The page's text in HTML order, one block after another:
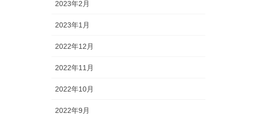
2023年2月
2023年1月
2022年12月
2022年11月
2022年10月
2022年9月